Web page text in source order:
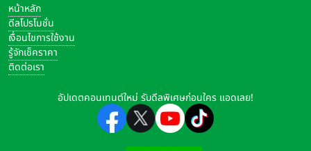
หน้าหลัก
ดีลโปรโมชั่น
เงื่อนไขการใช้งาน
รู้จักเช็คราคา
ติดต่อเรา
อัปเดตคอนเทนต์ใหม่ รับดีลพิเศษก่อนใคร แอดเลย!